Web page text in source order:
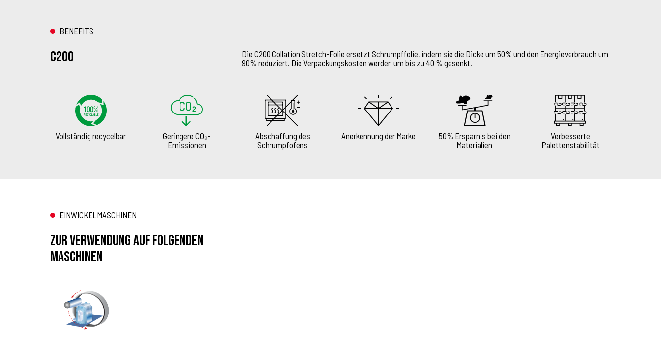
BENEFITS
C200
Die C200 Collation Stretch-Folie ersetzt Schrumpffolie, indem sie die Dicke um 50% und den Energieverbrauch um
90% reduziert. Die Verpackungskosten werden um bis zu 40 % gesenkt.
Vollständig recycelbar
Geringere CO₂-
Emissionen
Abschaffung des
Schrumpfofens
Anerkennung der Marke
50% Ersparnis bei den
Materialien
Verbesserte
Palettenstabilität
EINWICKELMASCHINEN
Zur Verwendung auf folgenden
Maschinen